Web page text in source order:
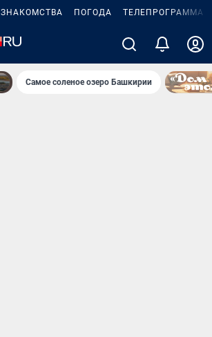
ЗНАКОМСТВА ПОГОДА ТЕЛЕПРОГРАММА
Самое соленое озеро Башкирии